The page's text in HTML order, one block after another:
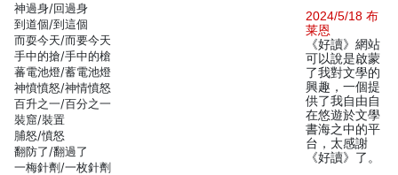
神過身/回過身
到道個/到這個
而耍今天/而要今天
手中的搶/手中的槍
蕃電池燈/蓄電池燈
神憤憤怒/神情憤怒
百升之一/百分之一
裝窟/裝置
脯怒/憤怒
翻防了/翻過了
一梅針劑/一枚針劑
2024/5/18 布
莱恩
《好讀》網站
可以說是啟蒙
了我對文學的
興趣，一個提
供了我自由自
在悠遊於文學
書海之中的平
台，太感謝
《好讀》了。